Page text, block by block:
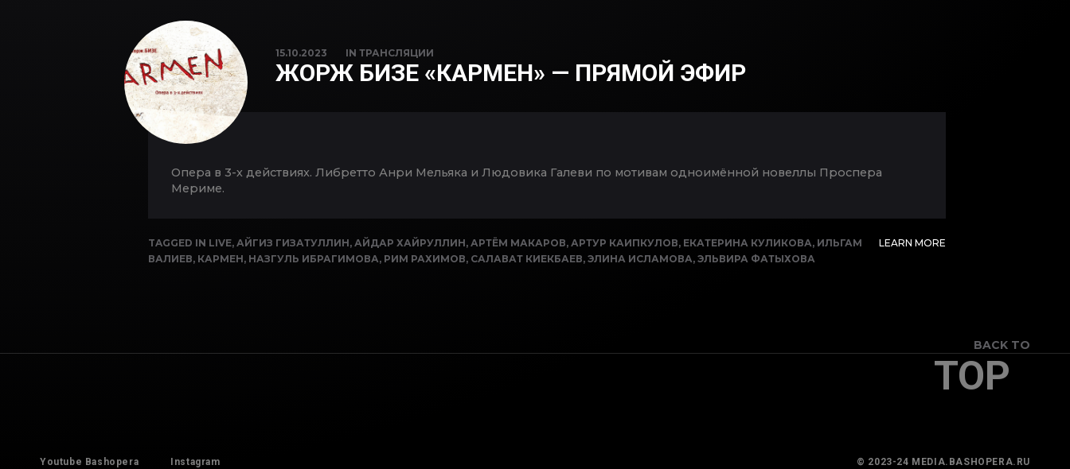
15.10.2023 IN ТРАНСЛЯЦИИ
ЖОРЖ БИЗЕ «КАРМЕН» — ПРЯМОЙ ЭФИР
Опера в 3-х действиях. Либретто Анри Мельяка и Людовика Галеви по мотивам одноимённой новеллы Проспера
Мериме.
TAGGED IN LIVE, АЙГИЗ ГИЗАТУЛЛИН, АЙДАР ХАЙРУЛЛИН, АРТЁМ МАКАРОВ, АРТУР КАИПКУЛОВ, ЕКАТЕРИНА КУЛИКОВА, ИЛЬГАМ
ВАЛИЕВ, КАРМЕН, НАЗГУЛЬ ИБРАГИМОВА, РИМ РАХИМОВ, САЛАВАТ КИЕКБАЕВ, ЭЛИНА ИСЛАМОВА, ЭЛЬВИРА ФАТЫХОВА
LEARN MORE
BACK TO
TOP
Youtube Bashopera Instagram © 2023-24 MEDIA.BASHOPERA.RU